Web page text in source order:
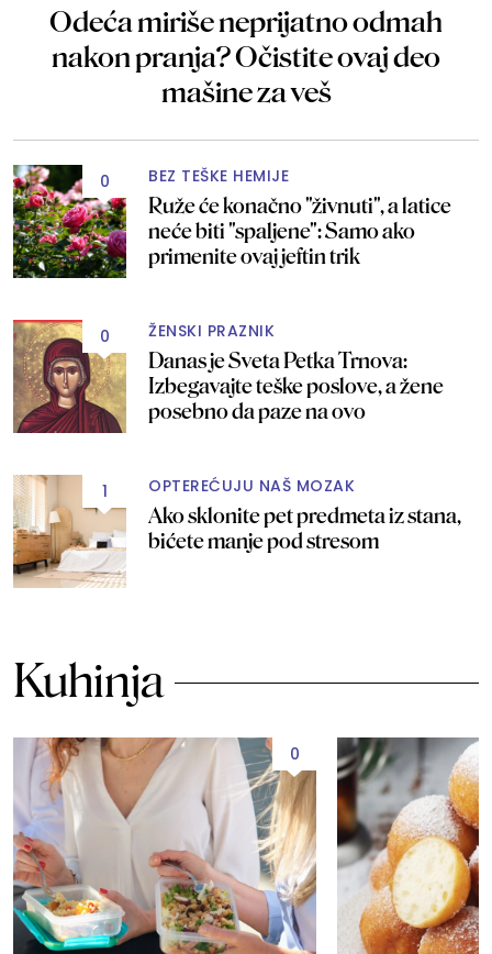
Odeća miriše neprijatno odmah
nakon pranja? Očistite ovaj deo
mašine za veš
0 BEZ TEŠKE HEMIJE
Ruže će konačno "živnuti", a latice
neće biti "spaljene": Samo ako
primenite ovaj jeftin trik
0 ŽENSKI PRAZNIK
Danas je Sveta Petka Trnova:
Izbegavajte teške poslove, a žene
posebno da paze na ovo
1 OPTEREĆUJU NAŠ MOZAK
Ako sklonite pet predmeta iz stana,
bićete manje pod stresom
Kuhinja
0